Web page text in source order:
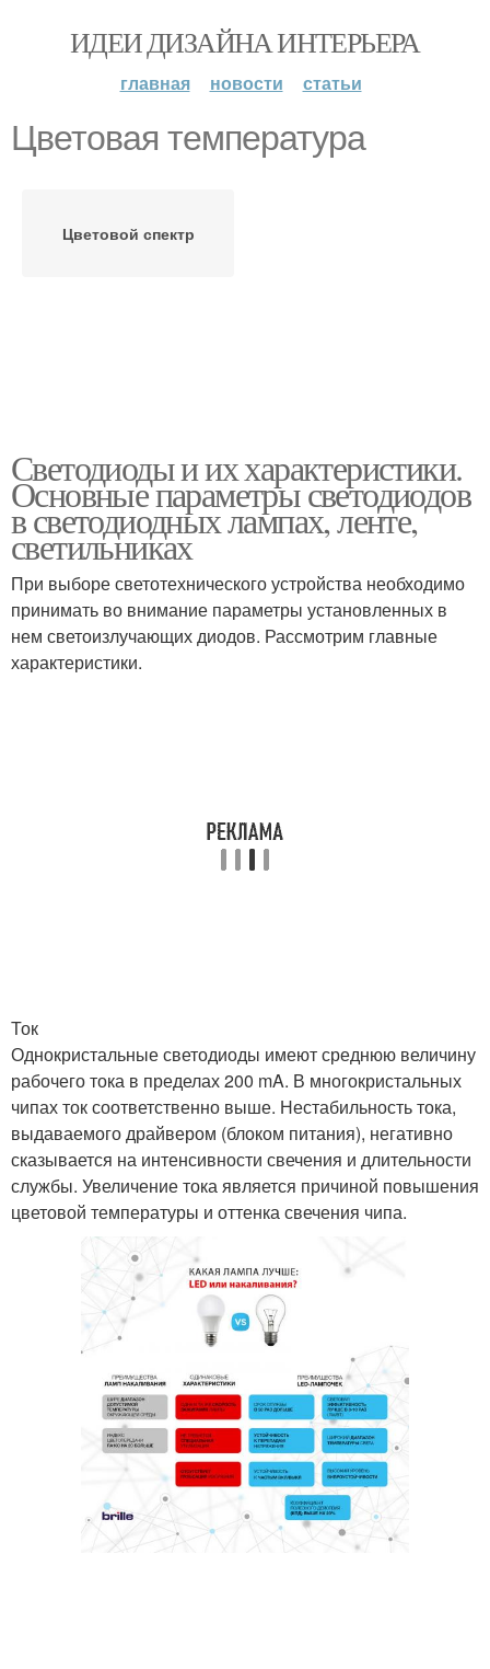
ИДЕИ ДИЗАЙНА ИНТЕРЬЕРА
главная новости статьи
Цветовая температура
Цветовой спектр
Светодиоды и их характеристики.
Основные параметры светодиодов
в светодиодных лампах, ленте,
светильниках
При выборе светотехнического устройства необходимо
принимать во внимание параметры установленных в
нем светоизлучающих диодов. Рассмотрим главные
характеристики.
Ток
Однокристальные светодиоды имеют среднюю величину
рабочего тока в пределах 200 mA. В многокристальных
чипах ток соответственно выше. Нестабильность тока,
выдаваемого драйвером (блоком питания), негативно
сказывается на интенсивности свечения и длительности
службы. Увеличение тока является причиной повышения
цветовой температуры и оттенка свечения чипа.